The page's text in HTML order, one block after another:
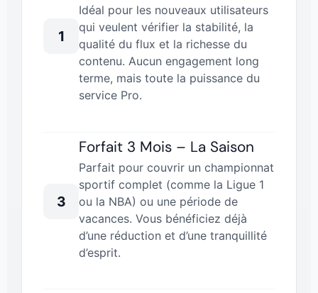
1
Idéal pour les nouveaux utilisateurs
qui veulent vérifier la stabilité, la
qualité du flux et la richesse du
contenu. Aucun engagement long
terme, mais toute la puissance du
service Pro.
3
Forfait 3 Mois – La Saison
Parfait pour couvrir un championnat
sportif complet (comme la Ligue 1
ou la NBA) ou une période de
vacances. Vous bénéficiez déjà
d’une réduction et d’une tranquillité
d’esprit.